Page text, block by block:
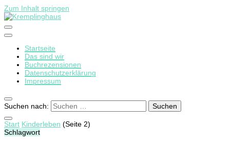
Zum Inhalt springen
Kremplinghaus
Startseite
Das sind wir
Buchrezensionen
Datenschutzerklärung
Impressum
Suchen nach:
Start Kinderleben (Seite 2)
Schlagwort